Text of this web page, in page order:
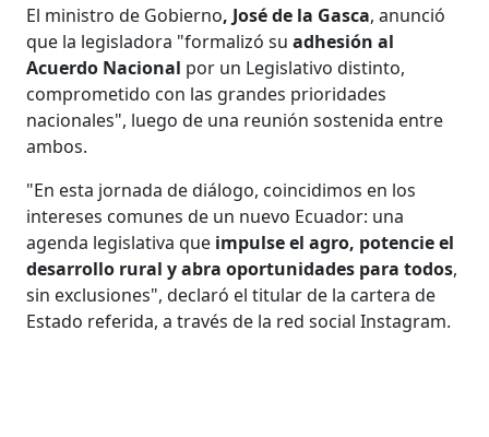
El ministro de Gobierno, José de la Gasca, anunció
que la legisladora "formalizó suadhesión al
Acuerdo Nacional por un Legislativo distinto,
comprometido con las grandes prioridades
nacionales", luego de una reunión sostenida entre
ambos.
"En esta jornada de diálogo, coincidimos en los
intereses comunes de un nuevo Ecuador: una
agenda legislativa que impulse el agro, potencie el
desarrollo rural y abra oportunidades para todos,
sin exclusiones", declaró el titular de la cartera de
Estado referida, a través de la red social Instagram.